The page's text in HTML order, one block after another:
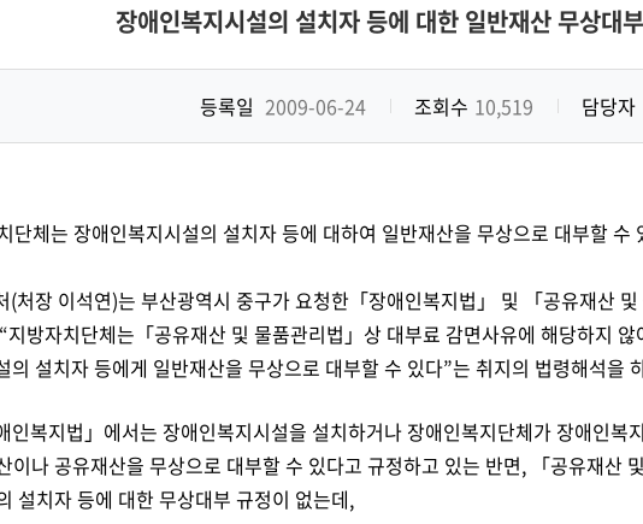
장애인복지시설의 설치자 등에 대한 일반재산 무상대
등록일 2009-06-24 조회수 10,519 담당자
단체는 장애인복지시설의 설치자 등에 대하여 일반재산을 무상으로 대부할 수
처장 이석연)는 부산광역시 중구가 요청한「장애인복지법」 및 「공유재산
지방자치단체는「공유재산 및 물품관리법」상 대부료 감면사유에 해당하지
의 설치자 등에게 일반재산을 무상으로 대부할 수 있다”는 취지의 법령해석을
인복지법」에서는 장애인복지시설을 설치하거나 장애인복지단체가 장애인복
이나 공유재산을 무상으로 대부할 수 있다고 규정하고 있는 반면, 「공유재산
설치자 등에 대한 무상대부 규정이 없는데,